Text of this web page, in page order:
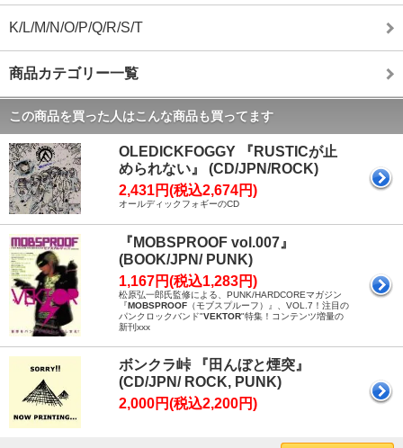
K/L/M/N/O/P/Q/R/S/T
商品カテゴリー一覧
この商品を買った人はこんな商品も買ってます
OLEDICKFOGGY 『RUSTICが止
められない』 (CD/JPN/ROCK)
2,431円(税込2,674円)
オールディックフォギーのCD
『MOBSPROOF vol.007』
(BOOK/JPN/ PUNK)
1,167円(税込1,283円)
松原弘一郎氏監修による、PUNK/HARDCOREマガジン
『MOBSPROOF （モブスプルーフ）』、VOL.7！注目の
パンクロックバンド"VEKTOR"特集！コンテンツ増量の
新刊xxx
ボンクラ峠 『田んぼと煙突』
(CD/JPN/ ROCK, PUNK)
2,000円(税込2,200円)